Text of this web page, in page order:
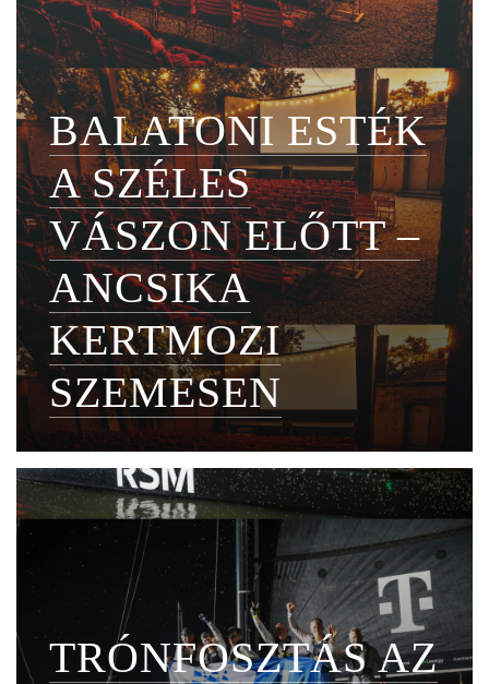
BALATONI ESTÉK
A SZÉLES
VÁSZON ELŐTT –
ANCSIKA
KERTMOZI
SZEMESEN
TRÓNFOSZTÁS AZ